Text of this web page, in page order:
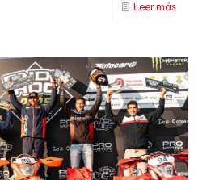
Leer más